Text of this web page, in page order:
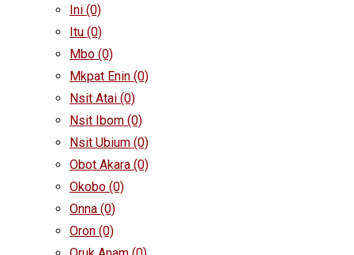
Ini (0)
Itu (0)
Mbo (0)
Mkpat Enin (0)
Nsit Atai (0)
Nsit Ibom (0)
Nsit Ubium (0)
Obot Akara (0)
Okobo (0)
Onna (0)
Oron (0)